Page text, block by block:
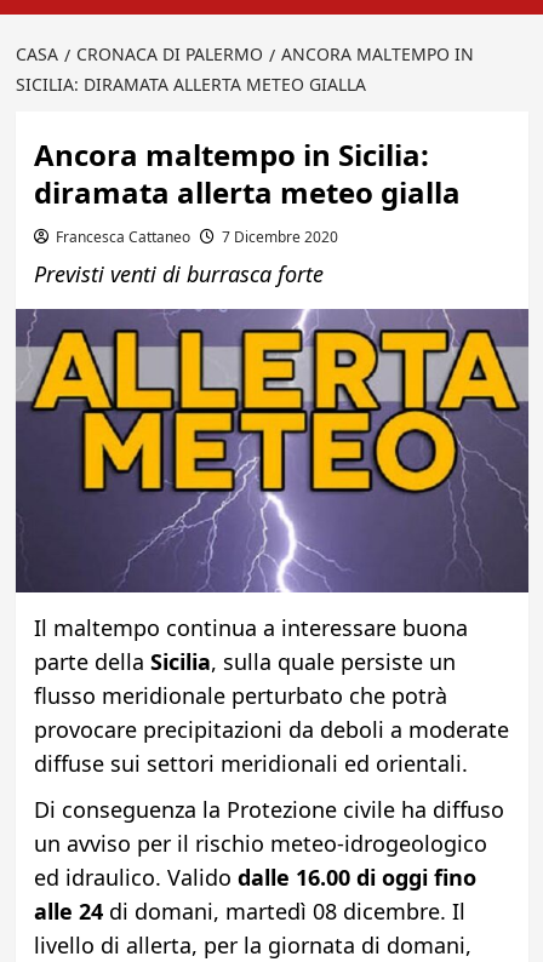
CASA CRONACA DI PALERMO
ANCORA MALTEMPO IN
SICILIA: DIRAMATA ALLERTA METEO GIALLA
Ancora maltempo in Sicilia:
diramata allerta meteo gialla
Francesca Cattaneo 7 Dicembre 2020
Previsti venti di burrasca forte
Il maltempo continua a interessare buona
parte della Sicilia, sulla quale persiste un
flusso meridionale perturbato che potrà
provocare precipitazioni da deboli a moderate
diffuse sui settori meridionali ed orientali.
Di conseguenza la Protezione civile ha diffuso
un avviso per il rischio meteo-idrogeologico
ed idraulico. Valido dalle 16.00 di oggi fino
alle 24di domani, martedì 08 dicembre. Il
livello di allerta, per la giornata di domani,